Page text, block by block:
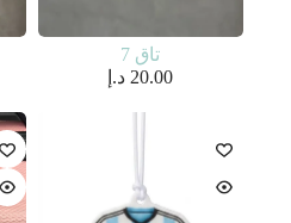
تاق 7
20.00 د.إ